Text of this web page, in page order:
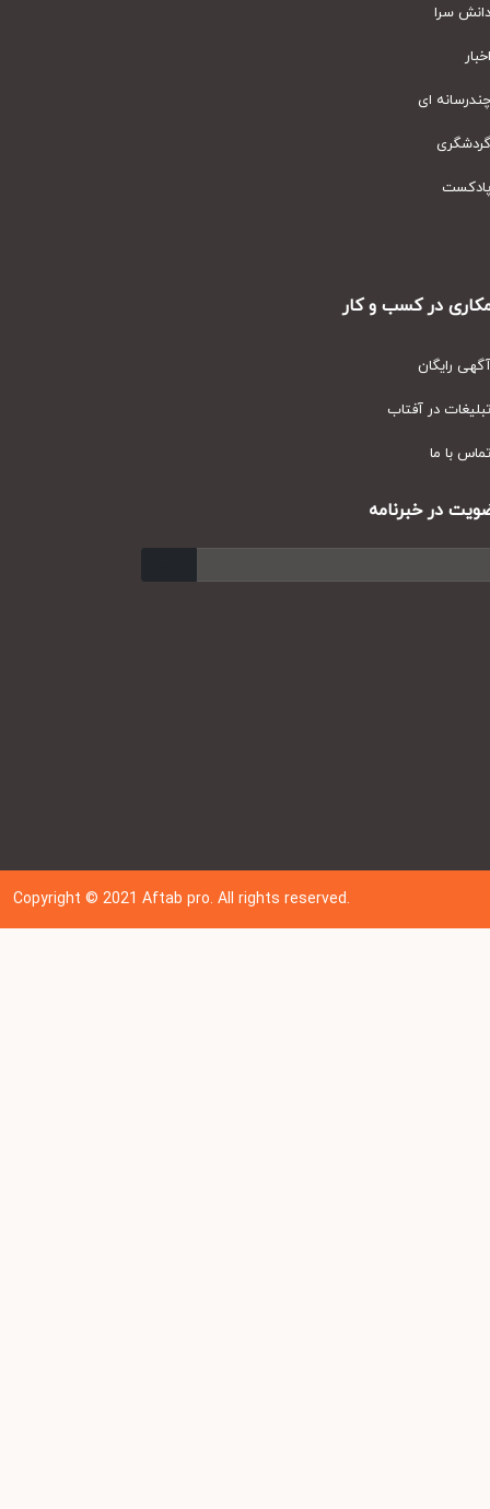
سرا
ای
در کسب و کار
رایگان
در آفتاب
با ما
در خبرنامه
Copyright © 202 1Aftab pro. All rights reserved.